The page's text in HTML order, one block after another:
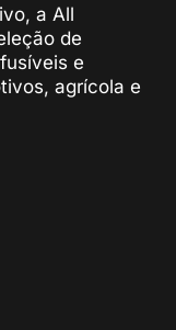
a All
de
e
agrícola e